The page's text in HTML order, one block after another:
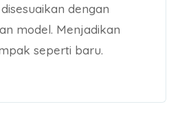
dengan
model. Menjadikan
seperti baru.